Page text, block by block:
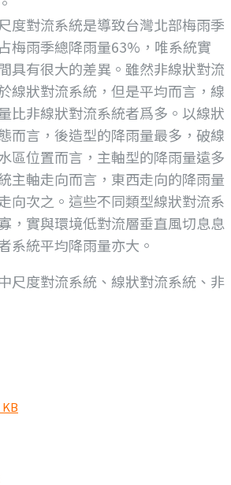
對流系統是導致台灣北部梅雨季
梅雨季總降雨量63%，唯系統實
具有很大的差異。雖然非線狀對流
線狀對流系統，但是平均而言，線
比非線狀對流系統者爲多。以線狀
而言，後造型的降雨量最多，破線
區位置而言，主軸型的降雨量遠多
主軸走向而言，東西走向的降雨量
向次之。這些不同類型線狀對流系
，實與環境低對流層垂直風切息息
系統平均降雨量亦大。
尺度對流系統、線狀對流系統、非